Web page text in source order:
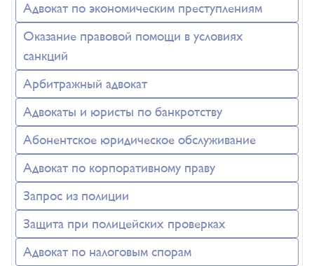
Адвокат по экономическим преступлениям
Оказание правовой помощи в условиях
санкций
Арбитражный адвокат
Адвокаты и юристы по банкротству
Абонентское юридическое обслуживание
Адвокат по корпоративному праву
Запрос из полиции
Защита при полицейских проверках
Адвокат по налоговым спорам